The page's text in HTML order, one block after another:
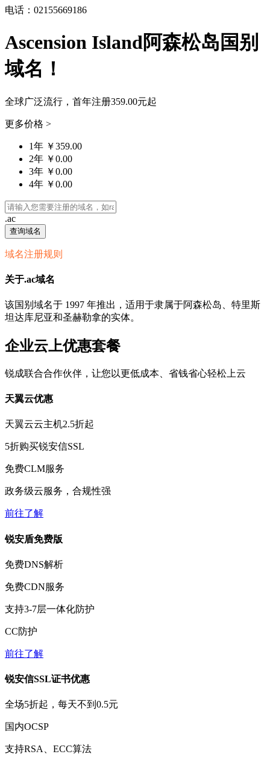
电话：02155669186
Ascension Island阿森松岛国别
域名！
全球广泛流行，首年注册359.00元起
更多价格 >
1年 ￥359.00
2年 ￥0.00
3年 ￥0.00
4年 ￥0.00
.ac
查询域名
域名注册规则
关于.ac域名
该国别域名于 1997 年推出，适用于隶属于阿森松岛、特里斯
坦达库尼亚和圣赫勒拿的实体。
企业云上优惠套餐
锐成联合合作伙伴，让您以更低成本、省钱省心轻松上云
天翼云优惠
天翼云云主机2.5折起
5折购买锐安信SSL
免费CLM服务
政务级云服务，合规性强
前往了解
锐安盾免费版
免费DNS解析
免费CDN服务
支持3-7层一体化防护
CC防护
前往了解
锐安信SSL证书优惠
全场5折起，每天不到 0.5元
国内OCSP
支持RSA、ECC算法